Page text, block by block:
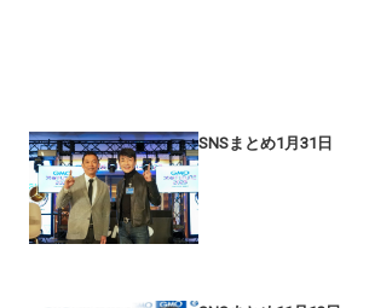
SNSまとめ1月31日